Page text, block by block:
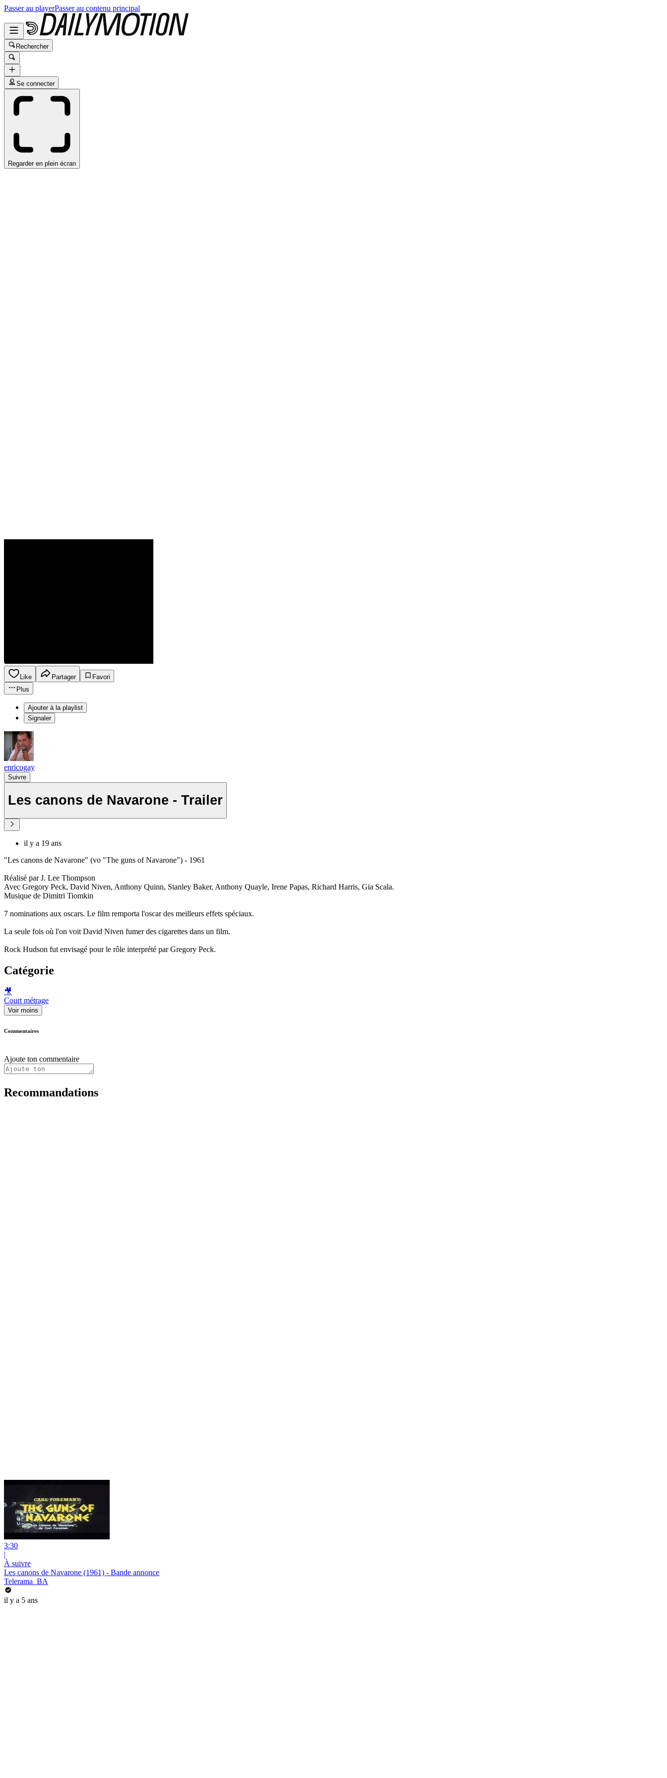
Passer au playerPasser au contenu principal
Rechercher
Se connecter
Regarder en plein écran
Like Partager
Favori
Plus
Ajouter à la playlist
Signaler
enricogay
Suivre
Les canons de Navarone - Trailer
il y a 19 ans
"Les canons de Navarone" (vo "The guns of Navarone") - 1961
Réalisé par J. Lee Thompson
Avec Gregory Peck, David Niven, Anthony Quinn, Stanley Baker, Anthony Quayle, Irene Papas, Richard Harris, Gia Scala.
Musique de Dimitri Tiomkin
7 nominations aux oscars. Le film remporta l'oscar des meilleurs effets spéciaux.
La seule fois où l'on voit David Niven fumer des cigarettes dans un film.
Rock Hudson fut envisagé pour le rôle interprété par Gregory Peck.
Catégorie
🎥
Court métrage
Voir moins
Commentaires
Ajoute ton commentaire
Recommandations
3:30
|
À suivre
Les canons de Navarone (1961) - Bande annonce
Telerama_BA
il y a 5 ans